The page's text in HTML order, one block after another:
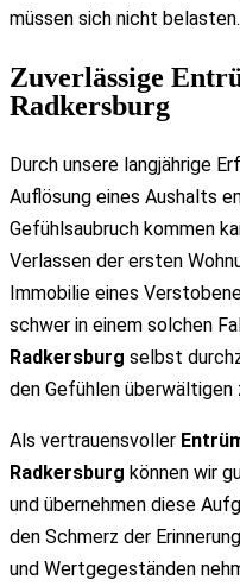
müssen sich nicht belasten.
Zuverlässige
Radkersburg
Durch unsere langjährige
Auflösung eines Aushalts
Gefühlsaubruch kommen
Verlassen der ersten
Immobilie eines
schwer in einem solchen
Radkersburg selbst
den Gefühlen überwältigen
Als vertrauensvoller
Radkersburg können wir
und übernehmen diese
den Schmerz der
und Wertgegeständen